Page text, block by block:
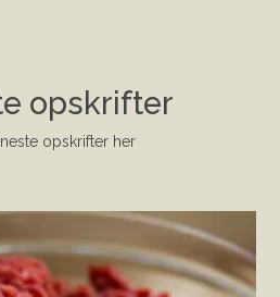
opskrifter
opskrifter her